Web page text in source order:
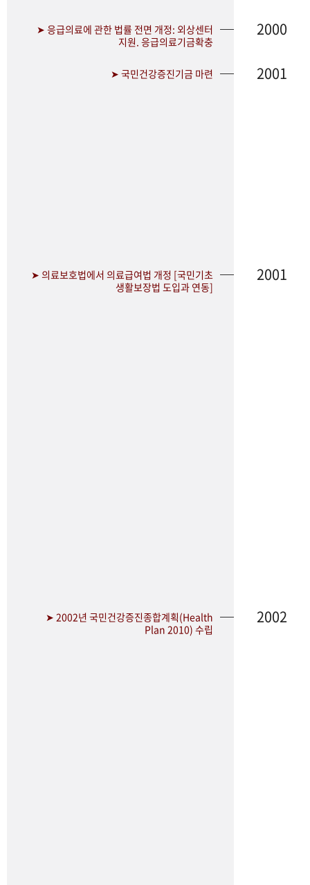
➤ 응급의료에 관한 법률 전면 개정: 외상센터
지원. 응급의료기금확충
2000
➤ 국민건강증진기금 마련 2001
➤ 의료보호법에서 의료급여법 개정 [국민기초
생활보장법 도입과 연동]
2001
➤ 2002년 국민건강증진종합계획(Health
Plan 2010) 수립
2002